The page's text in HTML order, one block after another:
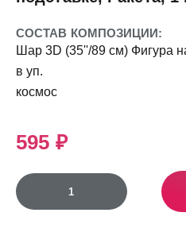
СОСТАВ КОМПОЗИЦИИ:
Шар 3D (35''/89 см) Фигура
в уп.
космос
595 ₽